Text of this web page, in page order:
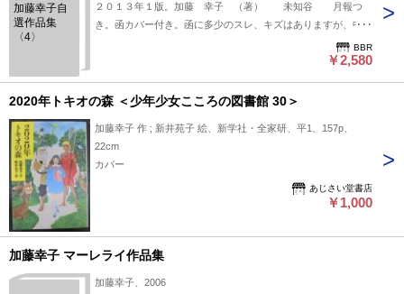
加藤幸子自
選作品集
〈4〉
２０１３年１版。加藤 幸子 （著） 未知谷 月報つ
き。函カバー付き。函に多少のスレ、キズはありますが、中身
BBR
￥2,580
2020年トキオの森 ＜少年少女こころの図書館 30＞
加藤幸子 作 ; 新井苑子 絵、新学社・全家研、平1、157p、
22cm
カバー
あじさい堂書店
￥1,000
加藤幸子 マーレライ作品集
加藤幸子、2006